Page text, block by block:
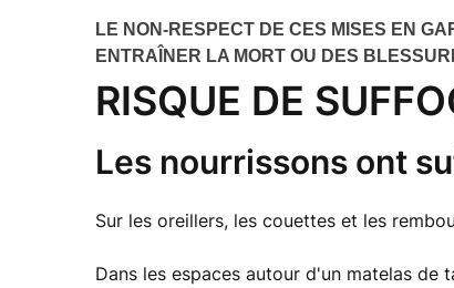
LE NON-RESPECT DE CES MISES EN
ENTRAÎNER LA MORT OU DES
RISQUE DE
Les nourrissons ont
Sur les oreillers, les couettes et les
Dans les espaces autour d'un matelas de